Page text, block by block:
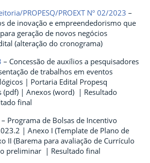
PROPESQ/PROEXT Nº 02/2023 –
de inovação e empreendedorismo que
geração de novos negócios
(alteração do cronograma)
– Concessão de auxílios a pesquisadores
de trabalhos em eventos
| Portaria Edital Propesq
| Anexos (word) | Resultado
final
– Programa de Bolsas de Incentivo
| Anexo I (Template de Plano de
II (Barema para avaliação de Currículo
preliminar | Resultado final